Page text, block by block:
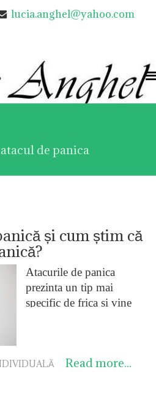
lucia.anghel@yahoo.com
atacul de panica
și cum știm că
Atacurile de panica
prezinta un tip mai
specific de frica și vine
frecvent atacuri de panica
Read more...